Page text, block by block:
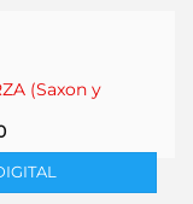
(Saxon y
El
actual
es:
US$12.00.